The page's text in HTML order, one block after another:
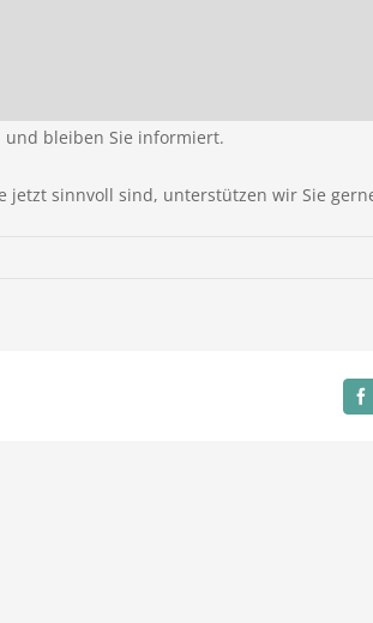
und bleiben Sie informiert.
sinnvoll sind, unterstützen wir Sie